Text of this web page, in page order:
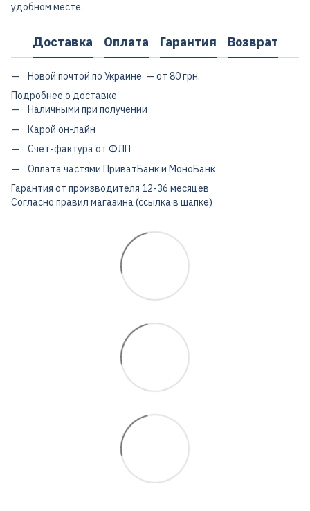
удобном месте.
Доставка Оплата Гарантия Возврат
Новой почтой по Украине — от 80 грн.
Подробнее о доставке
Наличными при получении
Карой он-лайн
Счет-фактура от ФЛП
Оплата частями ПриватБанк и МоноБанк
Гарантия от производителя 12-36 месяцев
Согласно правил магазина (ссылка в шапке)